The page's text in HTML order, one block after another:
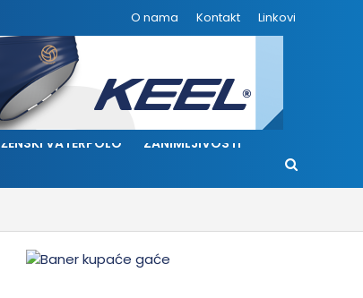
O nama Kontakt Linkovi
ŽENSKI VATERPOLO ZANIMLJIVOSTI